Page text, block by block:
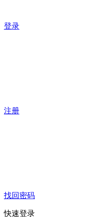
登录
注册
找回密码
快速登录